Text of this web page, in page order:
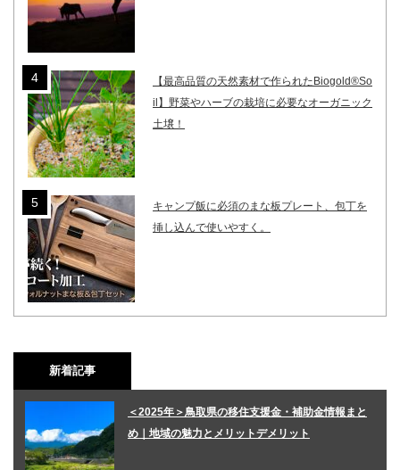
【最高品質の天然素材で作られたBiogold®So
il】野菜やハーブの栽培に必要なオーガニック
土壌！
キャンプ飯に必須のまな板プレート、包丁を
挿し込んで使いやすく。
新着記事
＜2025年＞鳥取県の移住支援金・補助金情報まと
め｜地域の魅力とメリットデメリット